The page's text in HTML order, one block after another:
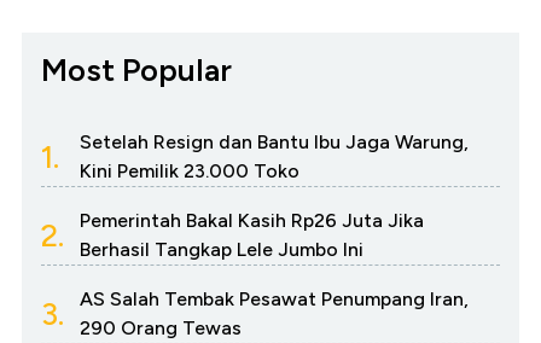
Most Popular
1.
Setelah Resign dan Bantu Ibu Jaga Warung,
Kini Pemilik 23.000 Toko
2.
Pemerintah Bakal Kasih Rp26 Juta Jika
Berhasil Tangkap Lele Jumbo Ini
3.
AS Salah Tembak Pesawat Penumpang Iran,
290 Orang Tewas